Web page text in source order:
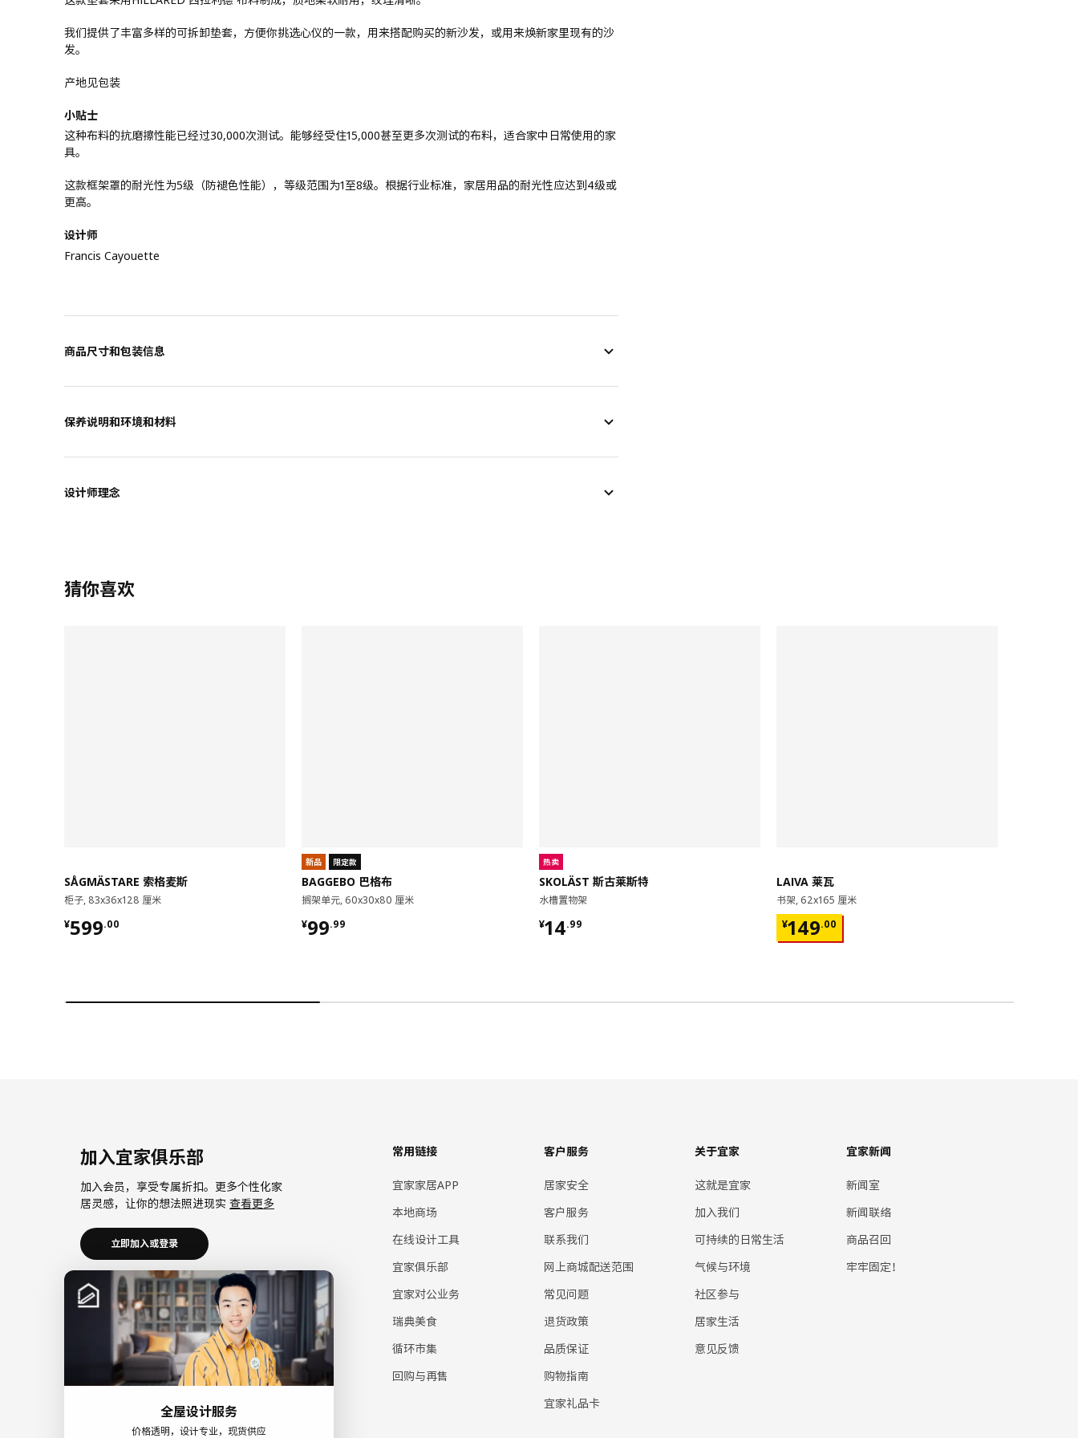
我们提供了丰富多样的可拆卸垫套，方便你挑选心仪的一款，用来搭配购买的新沙发，或用来焕新家里现有的沙
发。
产地见包装
小贴士
这种布料的抗磨擦性能已经过30,000次测试。能够经受住15,000甚至更多次测试的布料，适合家中日常使用的家
具。
这款框架罩的耐光性为5级（防褪色性能），等级范围为1至8级。根据行业标准，家居用品的耐光性应达到4级或
更高。
设计师
Francis Cayouette
商品尺寸和包装信息
保养说明和环境和材料
设计师理念
猜你喜欢
SÅGMÄSTARE 索格麦斯
柜子, 83x36x128 厘米
¥599.00
¥ 599.00
新品 限定款
BAGGEBO 巴格布
搁架单元, 60x30x80 厘米
¥99.99
¥ 99.99
热卖
SKOLÄST 斯古莱斯特
水槽置物架
¥14.99
¥ 14.99
LAIVA 莱瓦
书架, 62x165 厘米
¥149.00
¥ 149.00
加入宜家俱乐部
加入会员，享受专属折扣。更多个性化家
居灵感，让你的想法照进现实 查看更多
立即加入或登录
加入宜家企业会员
加入企业会员，享受会员6大权益以及专属
折扣。助力中小微企业共同成长。查看更
立即加入或登录
常用链接
宜家家居APP
本地商场
在线设计工具
宜家俱乐部
宜家对公业务
瑞典美食
循环市集
回购与再售
客户服务
居家安全
客户服务
联系我们
网上商城配送范围
常见问题
退货政策
品质保证
购物指南
宜家礼品卡
关于宜家
这就是宜家
加入我们
可持续的日常生活
气候与环境
社区参与
居家生活
意见反馈
宜家新闻
新闻室
新闻联络
商品召回
牢牢固定！
全屋设计服务
价格透明，设计专业，现货供应